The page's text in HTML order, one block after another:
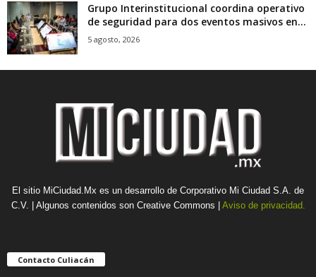
Grupo Interinstitucional coordina operativo
de seguridad para dos eventos masivos en...
5 agosto, 2026
El sitio MiCiudad.Mx es un desarrollo de Corporativo Mi Ciudad S.A. de
C.V. | Algunos contenidos son Creative Commons | Aviso de privacidad.
Contacto Culiacán